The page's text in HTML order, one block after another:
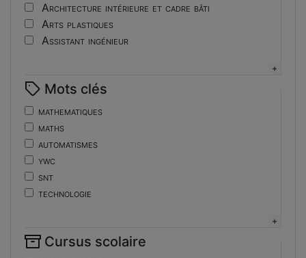
Architecture intérieure et cadre bâti
Arts plastiques
Assistant ingénieur
Boulangerie
Braille
Bureautique
Céramique industrielle
Chinois
Cinéma et photographie
Coiffure
Construction et réparation en carrosserie
Mots clés
mathematiques
maths
automatismes
ywc
snt
technologie
fonctions-lp
Cursus scolaire